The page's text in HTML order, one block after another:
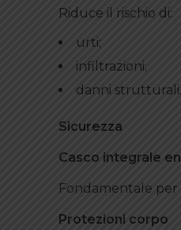
Riduce il rischio di:
urti;
infiltrazioni;
danni strutturali.
Sicurezza
Casco integrale
Fondamentale per
Protezioni corpo